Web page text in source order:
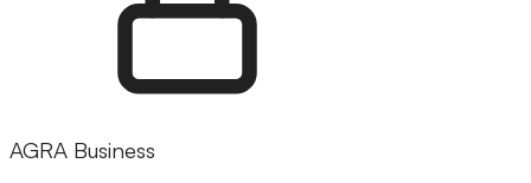
AGRA Business